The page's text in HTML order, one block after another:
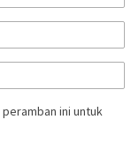
ini untuk